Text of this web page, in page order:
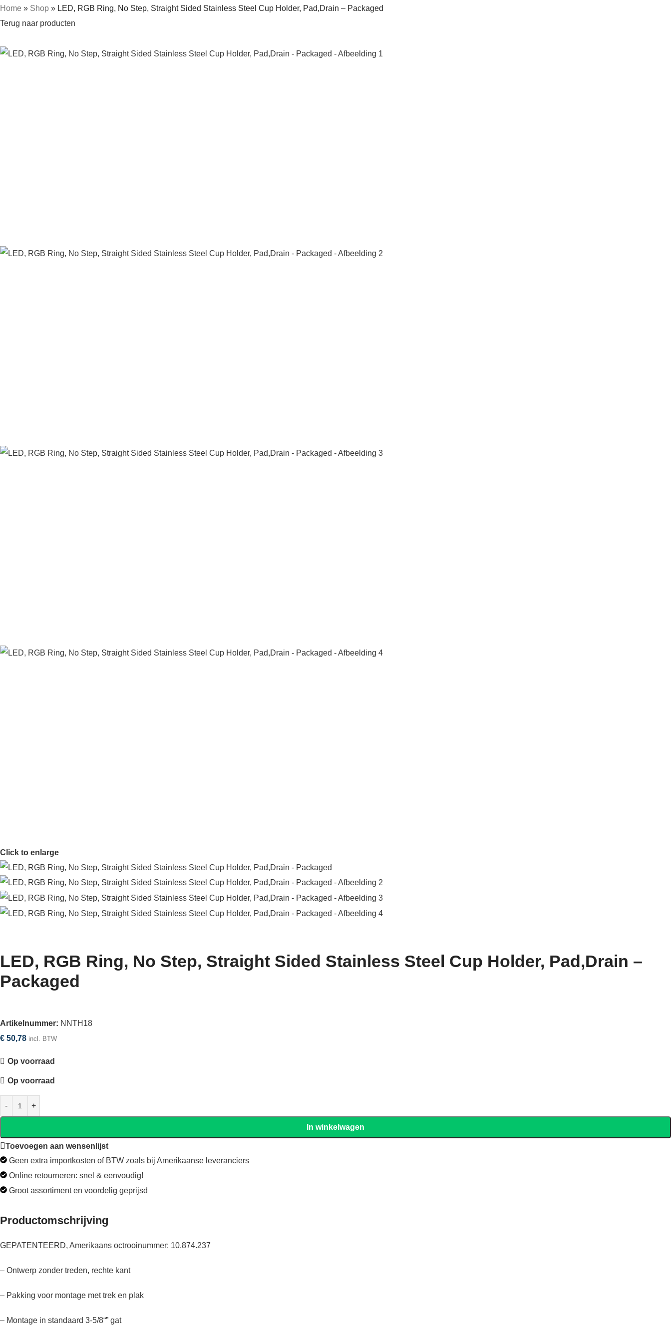
Home » Shop » LED, RGB Ring, No Step, Straight Sided Stainless Steel Cup Holder, Pad,Drain – Packaged
Terug naar producten
Click to enlarge
LED, RGB Ring, No Step, Straight Sided Stainless Steel Cup Holder, Pad,Drain –
Packaged
Artikelnummer: NNTH18
€ 50,78 incl. BTW
Op voorraad
Op voorraad
In winkelwagen
Toevoegen aan wensenlijst
Geen extra importkosten of BTW zoals bij Amerikaanse leveranciers
Online retourneren: snel & eenvoudig!
Groot assortiment en voordelig geprijsd
Productomschrijving
GEPATENTEERD, Amerikaans octrooinummer: 10.874.237
– Ontwerp zonder treden, rechte kant
– Pakking voor montage met trek en plak
– Montage in standaard 3-5/8“” gat